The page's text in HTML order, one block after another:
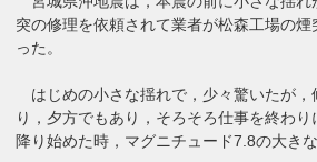
突の修理を依頼されて業者が松森工場の
った。
はじめの小さな揺れで，少々驚いたが，
り，夕方でもあり，そろそろ仕事を終わり
降り始めた時，マグニチュード7.8の大き